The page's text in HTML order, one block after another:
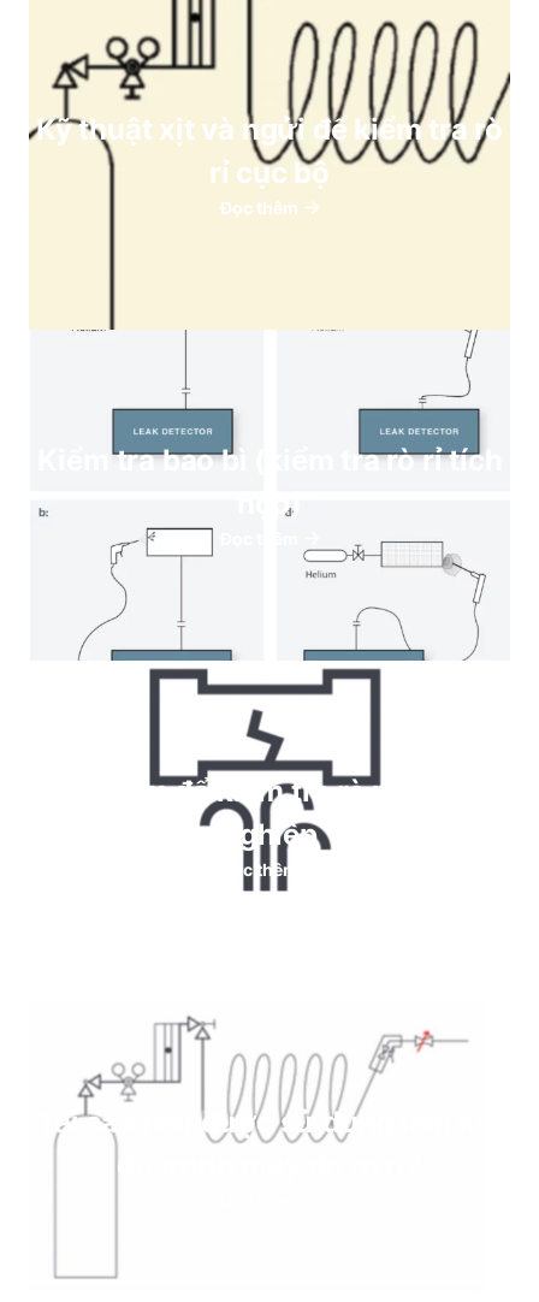
Kỹ thuật xịt và ngửi để kiểm tra rò
rỉ cục bộ
Đọc thêm
Kiểm tra bao bì (kiểm tra rò rỉ tích
hợp)
Helium để kiểm tra rò rỉ công
nghiệp
Đọc thêm
Tại sao heli được sử dụng làm khí